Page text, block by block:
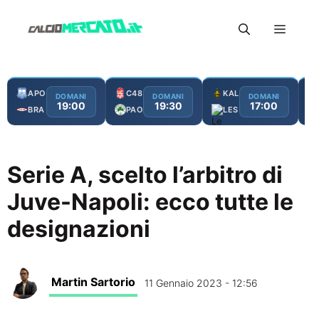
Menu
APO
BRA
DOMANI
19:00
C48
PAO
DOMANI
19:30
KAL
LES
DOMANI
17:00
Serie A, scelto l’arbitro di
Juve-Napoli: ecco tutte le
designazioni
Martin Sartorio 11 Gennaio 2023 - 12:56